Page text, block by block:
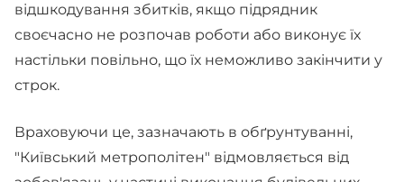
відшкодування збитків, якщо підрядник
своєчасно не розпочав роботи або виконує їх
настільки повільно, що їх неможливо закінчити у
строк.
Враховуючи це, зазначають в обґрунтуванні,
"Київський метрополітен" відмовляється від